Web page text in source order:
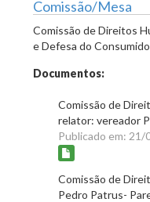
Comissão/Mesa
Comissão de Direitos
e Defesa do
Documentos:
Comissão de
relator: vereador
Publicado em: 21/
Comissão de
Pedro Patrus-